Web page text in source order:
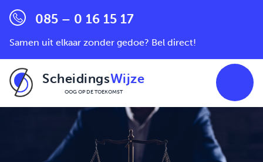
Ga naar de inhoud
085 – 0 16 15 17
Samen uit elkaar zonder gedoe? Bel direct!
ScheidingsWijze
OOG OP DE TOEKOMST